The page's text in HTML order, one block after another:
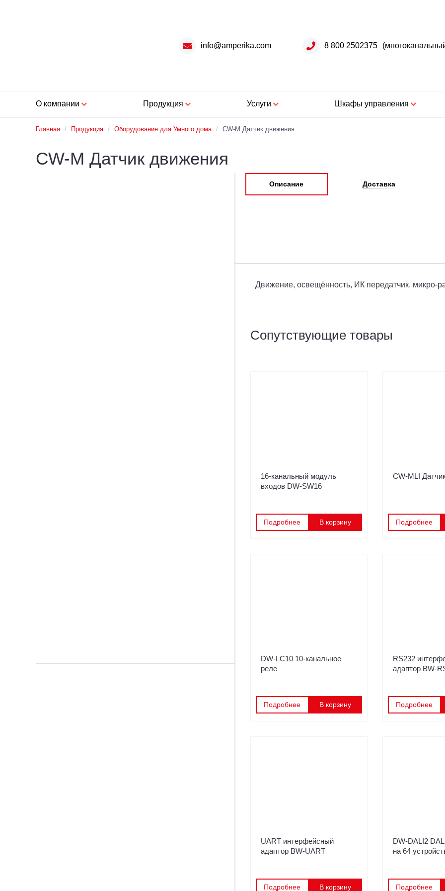
info@amperika.com 8 800 2502375
О компании Продукция Услуги Шкафы управления
Главная / Продукция / Оборудование для Умного дома / CW-M Датчик движения
CW-M Датчик движения
Описание Доставка
Движение, освещённость, ИК передатчик, микро-
Сопутствующие товары
16-канальный модуль
входов DW-SW16
Подробнее В корзину
CW-MLI
Подробнее
DW-LC10 10-канальное
реле
Подробнее В корзину
RS232
адаптор BW-
Подробнее
UART интерфейсный
адаптор BW-UART
Подробнее В корзину
DW-DALI2
на 64
Подробнее